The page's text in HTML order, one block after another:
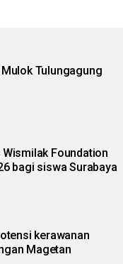
Tulungagung
Foundation
bagi siswa Surabaya
kerawanan
Magetan